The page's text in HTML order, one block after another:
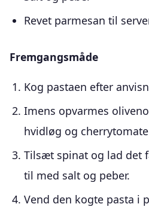
Revet parmesan til
Fremgangsmåde
Kog pastaen efter
Imens opvarmes
hvidløg og
Tilsæt spinat og lad det
til med salt og peber.
Vend den kogte pasta i